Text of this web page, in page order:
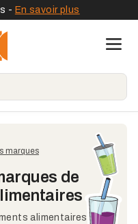
- En savoir plus
marques
de
alimentaires